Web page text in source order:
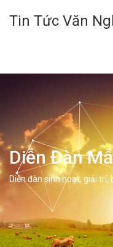
Tin Tức Văn
Diễn Đàn
Diễn đàn sinh hoạt, giải trí,